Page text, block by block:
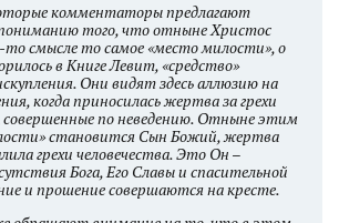
комментаторы предлагают
того, что отныне Христос
то смысле то самое «место милости», о
в Книге Левит, «средство»
Они видят здесь аллюзию на
когда приносилась жертва за грехи
совершенные по неведению. Отныне этим
становится Сын Божий, жертва
грехи человечества. Это Он –
Бога, Его Славы и спасительной
и прошение совершаются на кресте.